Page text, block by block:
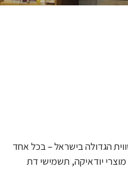
הגדולה בישראל – בכל אחד
יודאיקה, תשמישי דת